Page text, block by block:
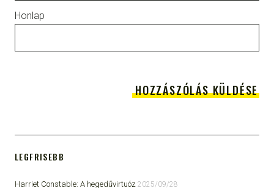
Honlap
LEGFRISEBB
Harriet Constable: A hegedűvirtuóz 2025/09/28